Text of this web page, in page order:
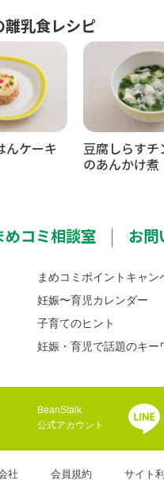
離乳食レシピ
んケーキ
豆腐しらすチ
のあんかけ煮
めコミ相談室 お問
まめコミポイントキャン
妊娠〜育児カレンダー
子育てのヒント
妊娠・育児で話題のキー
BeanStalk
公式アカウント
社 会員規約 サイト